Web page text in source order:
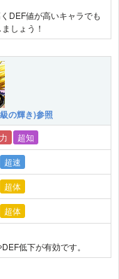
DEF値が高いキャラでも
しょう！
の輝き)参照
超知
超速
超体
超体
低下が有効です。